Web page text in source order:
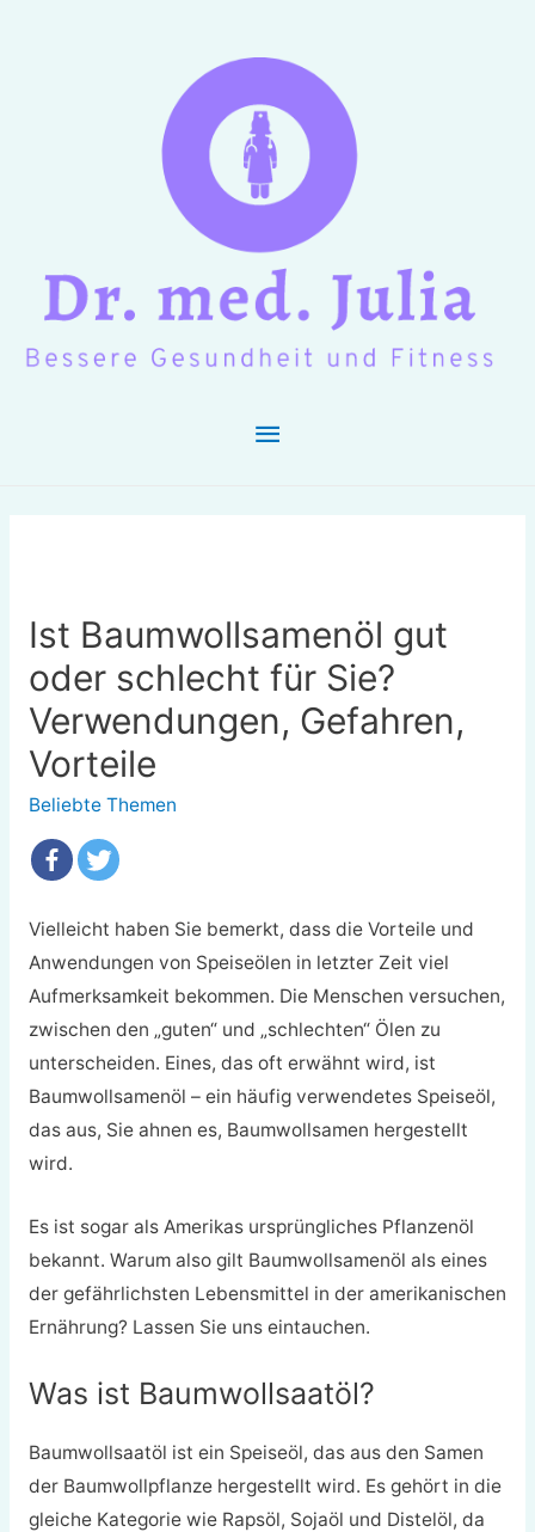
Hauptmenü
Ist Baumwollsamenöl gut
oder schlecht für Sie?
Verwendungen, Gefahren,
Vorteile
Beliebte Themen
Vielleicht haben Sie bemerkt, dass die Vorteile und
Anwendungen von Speiseölen in letzter Zeit viel
Aufmerksamkeit bekommen. Die Menschen versuchen,
zwischen den „guten“ und „schlechten“ Ölen zu
unterscheiden. Eines, das oft erwähnt wird, ist
Baumwollsamenöl – ein häufig verwendetes Speiseöl,
das aus, Sie ahnen es, Baumwollsamen hergestellt
wird.
Es ist sogar als Amerikas ursprüngliches Pflanzenöl
bekannt. Warum also gilt Baumwollsamenöl als eines
der gefährlichsten Lebensmittel in der amerikanischen
Ernährung? Lassen Sie uns eintauchen.
Was ist Baumwollsaatöl?
Baumwollsaatöl ist ein Speiseöl, das aus den Samen
der Baumwollpflanze hergestellt wird. Es gehört in die
gleiche Kategorie wie Rapsöl, Sojaöl und Distelöl, da